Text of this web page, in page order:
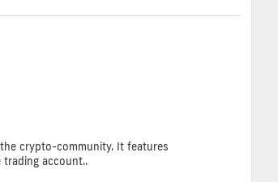
crypto-community. It features
trading account..